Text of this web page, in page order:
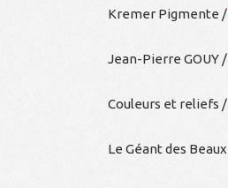
Kremer Pigmente /
Jean-Pierre GOUY /
Couleurs et reliefs /
Le Géant des